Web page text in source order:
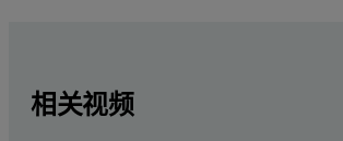
相关视频